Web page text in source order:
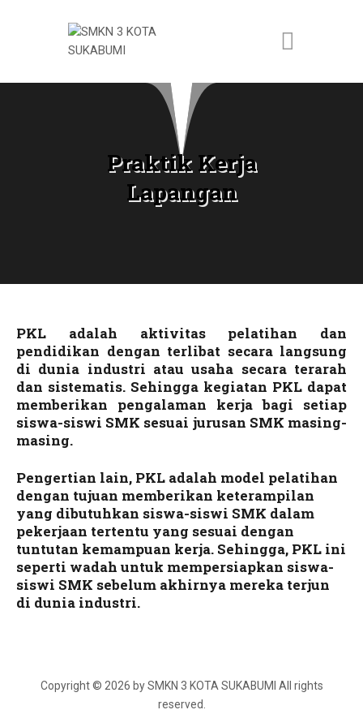
Praktik Kerja
Lapangan
PROFILE SMK
PROG KEAHLIAN
PENGEMBANGAN
PKL adalah aktivitas pelatihan dan
pendidikan dengan terlibat secara langsung
di dunia industri atau usaha secara terarah
dan sistematis. Sehingga kegiatan PKL dapat
memberikan pengalaman kerja bagi setiap
siswa-siswi SMK sesuai jurusan SMK masing-
masing.
Pengertian lain, PKL adalah model pelatihan
dengan tujuan memberikan keterampilan
yang dibutuhkan siswa-siswi SMK dalam
pekerjaan tertentu yang sesuai dengan
tuntutan kemampuan kerja. Sehingga, PKL ini
seperti wadah untuk mempersiapkan siswa-
siswi SMK sebelum akhirnya mereka terjun
di dunia industri.
Copyright © 2026 by SMKN 3 KOTA SUKABUMI All rights
reserved.